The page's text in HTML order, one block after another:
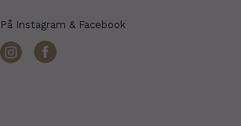
På Instagram & Facebook